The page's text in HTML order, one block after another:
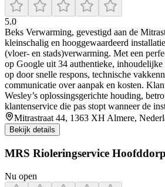
5.0
Beks Verwarming, gevestigd aan de
kleinschalig en hooggewaardeerd
(vloer‑ en stads)verwarming. Met een
op Google uit 34 authentieke,
op door snelle respons, technische
communicatie over aanpak en kosten.
Wesley’s oplossingsgerichte houding,
klantenservice die pas stopt wanneer de
Mitrastraat 44, 1363 XH Almere,
Bekijk details
MRS Rioleringservice Hoofddorp
Nu open